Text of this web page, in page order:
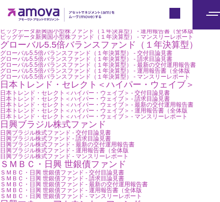
ビッグデータ新興国小型株ファンド（１年決算型） - 交付目論見書
ビッグデータ新興国小型株ファンド（１年決算型） - 請求目論見書
ビッグデータ新興国小型株ファンド（１年決算型） - 運用報告書（全体版
ビッグデータ新興国小型株ファンド（１年決算型） - マンスリーレポート
グローバル5.5倍バランスファンド（１年決算型）
グローバル5.5倍バランスファンド（１年決算型） - 交付目論見書
グローバル5.5倍バランスファンド（１年決算型） - 請求目論見書
グローバル5.5倍バランスファンド（１年決算型） - 最新の交付運用報告書
グローバル5.5倍バランスファンド（１年決算型） - 運用報告書（全体版
グローバル5.5倍バランスファンド（１年決算型） - マンスリーレポート
日本トレンド・セレクト＜ハイパー・ウェイブ＞
日本トレンド・セレクト＜ハイパー・ウェイブ＞ - 交付目論見書
日本トレンド・セレクト＜ハイパー・ウェイブ＞ - 請求目論見書
日本トレンド・セレクト＜ハイパー・ウェイブ＞ - 最新の交付運用報告書
日本トレンド・セレクト＜ハイパー・ウェイブ＞ - 運用報告書（全体版
日本トレンド・セレクト＜ハイパー・ウェイブ＞ - マンスリーレポート
日興ブラジル株式ファンド
日興ブラジル株式ファンド - 交付目論見書
日興ブラジル株式ファンド - 請求目論見書
日興ブラジル株式ファンド - 最新の交付運用報告書
日興ブラジル株式ファンド - 運用報告書（全体版
日興ブラジル株式ファンド - マンスリーレポート
ＳＭＢＣ・日興 世銀債ファンド
ＳＭＢＣ・日興 世銀債ファンド - 交付目論見書
ＳＭＢＣ・日興 世銀債ファンド - 請求目論見書
ＳＭＢＣ・日興 世銀債ファンド - 最新の交付運用報告書
ＳＭＢＣ・日興 世銀債ファンド - 運用報告書（全体版
ＳＭＢＣ・日興 世銀債ファンド - マンスリーレポート